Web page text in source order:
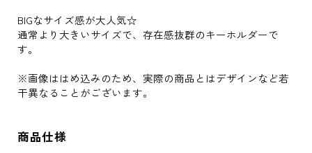
BIGなサイズ感が大人気☆
通常より大きいサイズで、存在感抜群のキーホルダーで
す。
※画像ははめ込みのため、実際の商品とはデザインなど若
干異なることがございます。
商品仕様